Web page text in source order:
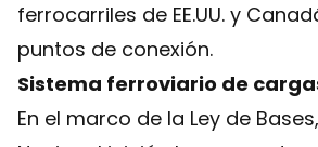
ferrocarriles de EE.UU. y
puntos de conexión.
Sistema ferroviario de
En el marco de la Ley de